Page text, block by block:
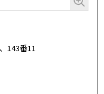
143番11